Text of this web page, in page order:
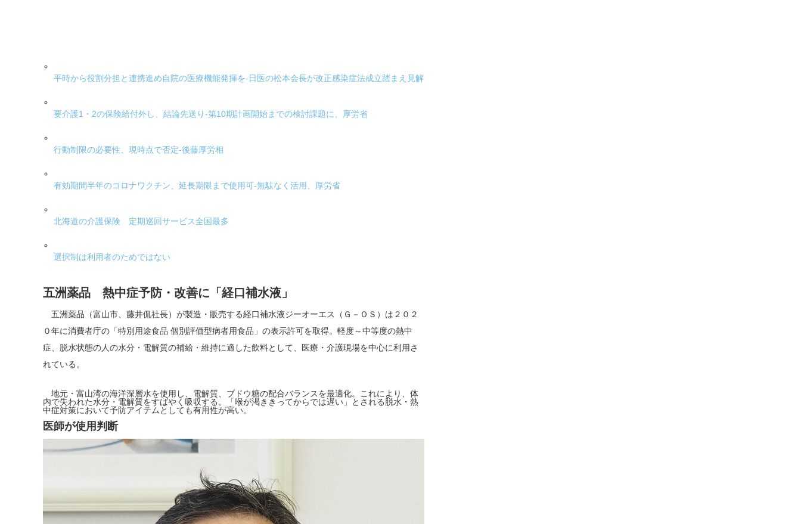
平時から役割分担と連携進め自院の医療機能発揮を-日医の松本会長が改正感染症法成立踏まえ見解
要介護1・2の保険給付外し、結論先送り-第10期計画開始までの検討課題に、厚労省
行動制限の必要性、現時点で否定-後藤厚労相
有効期間半年のコロナワクチン、延長期限まで使用可-無駄なく活用、厚労省
北海道の介護保険 定期巡回サービス全国最多
選択制は利用者のためではない
五洲薬品 熱中症予防・改善に「経口補水液」
五洲薬品（富山市、藤井侃社長）が製造・販売する経口補水液ジーオーエス（Ｇ－ＯＳ）は２０２
０年に消費者庁の「特別用途食品 個別評価型病者用食品」の表示許可を取得。軽度～中等度の熱中
症、脱水状態の人の水分・電解質の補給・維持に適した飲料として、医療・介護現場を中心に利用さ
れている。
地元・富山湾の海洋深層水を使用し、電解質、ブドウ糖の配合バランスを最適化。これにより、体
内で失われた水分・電解質をすばやく吸収する。「喉が渇ききってからでは遅い」とされる脱水・熱
中症対策において予防アイテムとしても有用性が高い。
医師が使用判断